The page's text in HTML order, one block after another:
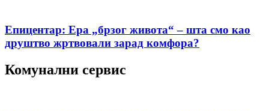
Епицентар: Ера „брзог живота“ – шта смо као
друштво жртвовали зарад комфора?
Комунални сервис